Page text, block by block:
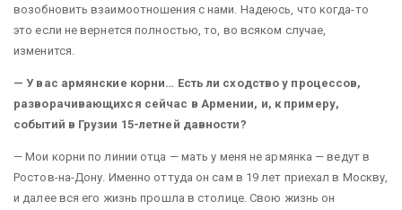
возобновить взаимоотношения с нами. Надеюсь, что когда-то
это если не вернется полностью, то, во всяком случае,
изменится.
— У вас армянские корни… Есть ли сходство у процессов,
разворачивающихся сейчас в Армении, и, к примеру,
событий в Грузии 15-летней давности?
— Мои корни по линии отца — мать у меня не армянка — ведут в
Ростов-на-Дону. Именно оттуда он сам в 19 лет приехал в Москву,
и далее вся его жизнь прошла в столице. Свою жизнь он